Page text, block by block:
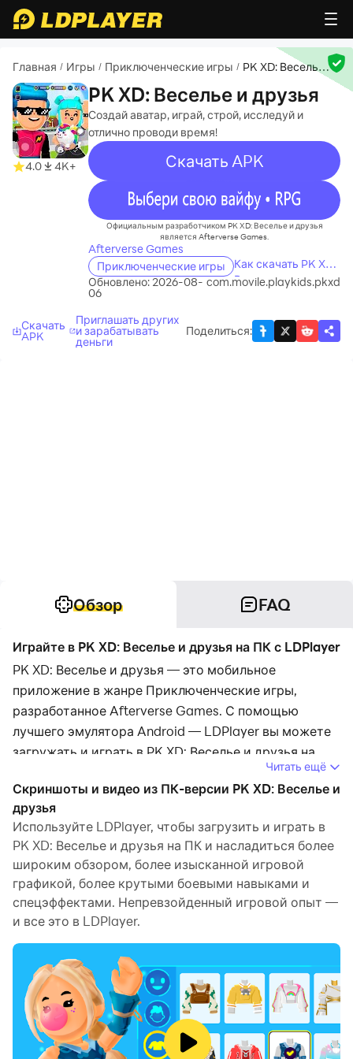
Главная / Игры / Приключенческие игры / PK XD: Веселье и
4.0 4K+
PK XD: Веселье и друзья
Создай аватар, играй, строй, исследуй и
отлично проводи время!
Скачать APK
recommend
Официальным разработчиком PK XD: Веселье и друзья
является Afterverse Games.
Afterverse Games
Приключенческие игры
Как скачать PK XD:
Веселье и друзья
Обновлено: 2026-08-
06
com.movile.playkids.pkxd
Скачать
APK
Приглашать других
и зарабатывать
деньги
Поделиться:
Обзор FAQ
Играйте в PK XD: Веселье и друзья на ПК с LDPlayer
PK XD: Веселье и друзья — это мобильное
приложение в жанре Приключенческие игры,
разработанное Afterverse Games. С помощью
лучшего эмулятора Android — LDPlayer вы можете
загружать и играть в PK XD: Веселье и друзья на
Запустив PK XD: Веселье и друзья на компьютере,
вы сможете четко просматривать страницы на
большом экране, а управлять приложениями с
помощью мыши и клавиатуры происходит намного
быстрее, чем при использовании клавиатуры с
сенсорным экраном, и вам никогда не придется
беспокоиться о мощности вашего устройства.
Благодаря функциям многократного открытия и
синхронизации вы даже можете запускать
несколько приложений и учетных записей на своем
ПК.
Функция передачи файлов упрощает обмен
Читать ещё
Скриншоты и видео из ПК-версии PK XD: Веселье и
друзья
Используйте LDPlayer, чтобы загрузить и играть в
PK XD: Веселье и друзья на ПК и насладиться более
широким обзором, более изысканной игровой
графикой, более крутыми боевыми навыками и
спецэффектами. Непревзойденный игровой опыт —
и все это в LDPlayer.